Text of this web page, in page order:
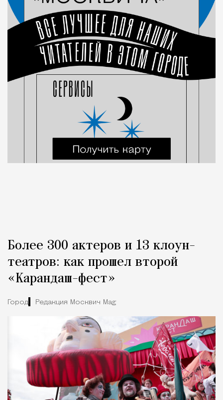
Более 300 актеров и 13 клоун-
театров: как прошел второй
«Карандаш-фест»
Город Редакция Москвич Mag